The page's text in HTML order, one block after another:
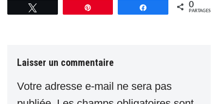
Partagez 0
PARTAGES
Laisser un commentaire
Votre adresse e-mail ne sera pas